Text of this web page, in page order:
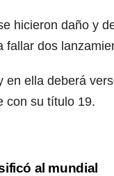
hicieron daño y
dos
ella deberá
con su título 19.
al mundial